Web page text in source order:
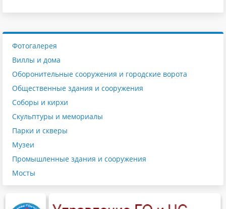
Фотогалерея
Виллы и дома
Оборонительные сооружения и городские ворота
Общественные здания и сооружения
Соборы и кирхи
Скульптуры и мемориалы
Парки и скверы
Музеи
Промышленные здания и сооружения
Мосты